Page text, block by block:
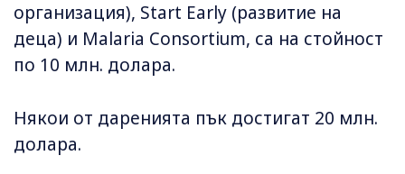
организация), Start Early (развитие на
деца) и Malaria Consortium, са на стойност
по 10 млн. долара.
Някои от даренията пък достигат 20 млн.
долара.